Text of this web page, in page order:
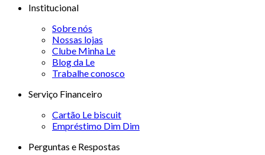
Institucional
Sobre nós
Nossas lojas
Clube Minha Le
Blog da Le
Trabalhe conosco
Serviço Financeiro
Cartão Le biscuit
Empréstimo Dim Dim
Perguntas e Respostas